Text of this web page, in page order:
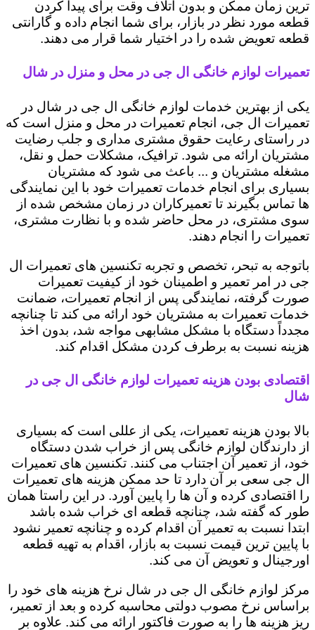
ترین زمان ممکن و بدون اتلاف وقت برای پیدا کردن
قطعه مورد نظر در بازار، برای شما انجام داده و گارانتی
قطعه تعویض شده را در اختیار شما قرار می دهند.
تعمیرات لوازم خانگی ال جی در محل و منزل در شال
یکی از بهترین خدمات لوازم خانگی ال جی در شال در
تعمیرات ال جی، انجام تعمیرات در محل و منزل است که
در راستای رعایت حقوق مشتری مداری و جلب رضایت
مشتریان ارائه می شود. ترافیک، مشکلات حمل و نقل،
مشغله مشتریان و ... باعث می شود که مشتریان
بسیاری برای انجام خدمات تعمیرات خود با این نمایندگی
ها تماس بگیرند تا تعمیرکاران در زمان مشخص شده از
سوی مشتری، در محل حاضر شده و با نظارت مشتری،
تعمیرات را انجام دهند.
باتوجه به تبحر، تخصص و تجربه تکنسین های تعمیرات ال
جی در امر تعمیر و اطمینان خود از کیفیت تعمیرات
صورت گرفته، نمایندگی پس از انجام تعمیرات، ضمانت
خدمات تعمیرات به مشتریان خود ارائه می کند تا چنانچه
مجدداً دستگاه با مشکل مشابهی مواجه شد، بدون اخذ
هزینه نسبت به برطرف کردن مشکل اقدام کند.
اقتصادی بودن هزینه تعمیرات لوازم خانگی ال جی در
شال
بالا بودن هزینه تعمیرات، یکی از عللی است که بسیاری
از دارندگان لوازم خانگی پس از خراب شدن دستگاه
خود، از تعمیر آن اجتناب می کنند. تکنسین های تعمیرات
ال جی سعی بر آن دارد تا حد ممکن هزینه های تعمیرات
را اقتصادی کرده و آن ها را پایین آورد. در این راستا همان
طور که گفته شد، چنانچه قطعه ای خراب شده باشد
ابتدا نسبت به تعمیر آن اقدام کرده و چنانچه تعمیر نشود
با پایین ترین قیمت نسبت به بازار، اقدام به تهیه قطعه
اورجینال و تعویض آن می کند.
مرکز لوازم خانگی ال جی در شال نرخ هزینه های خود را
براساس نرخ مصوب دولتی محاسبه کرده و بعد از تعمیر،
ریز هزینه ها را به صورت فاکتور ارائه می کند. علاوه بر